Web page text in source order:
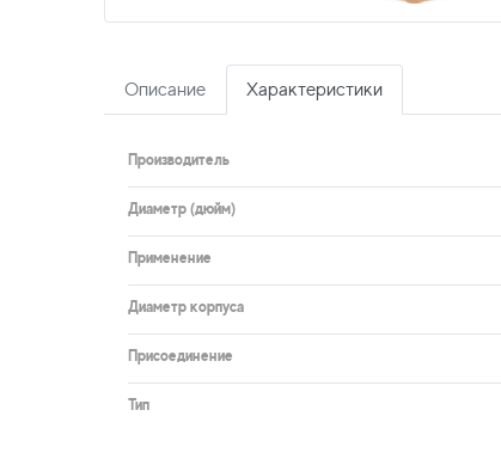
Описание Характеристики
Производитель
Диаметр (дюйм)
Применение
Диаметр корпуса
Присоединение
Тип